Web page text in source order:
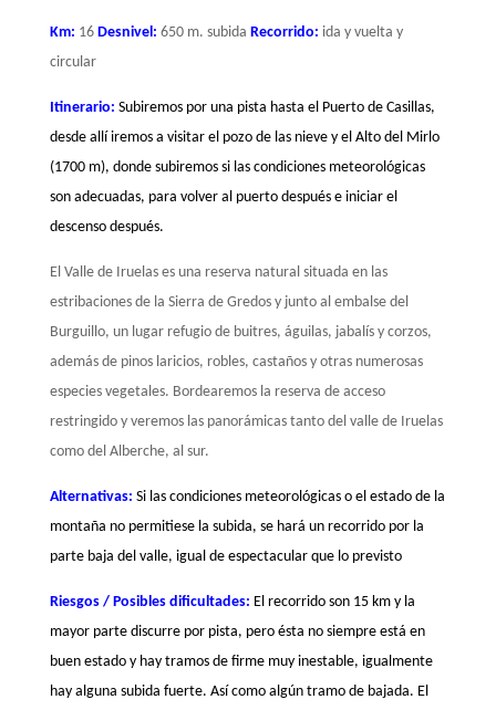
Km: 16Desnivel: 650 m. subida Recorrido: ida y vuelta y
circular
Itinerario: Subiremos por una pista hasta el Puerto de Casillas,
desde allí iremos a visitar el pozo de las nieve y el Alto del Mirlo
(1700 m), donde subiremos si las condiciones meteorológicas
son adecuadas, para volver al puerto después e iniciar el
descenso después.
El Valle de Iruelas es una reserva natural situada en las
estribaciones de la Sierra de Gredos y junto al embalse del
Burguillo, un lugar refugio de buitres, águilas, jabalís y corzos,
además de pinos laricios, robles, castaños y otras numerosas
especies vegetales. Bordearemos la reserva de acceso
restringido y veremos las panorámicas tanto del valle de Iruelas
como del Alberche, al sur.
Alternativas: Si las condiciones meteorológicas o el estado de la
montaña no permitiese la subida, se hará un recorrido por la
parte baja del valle, igual de espectacular que lo previsto
Riesgos / Posibles dificultades: El recorrido son 15 km y la
mayor parte discurre por pista, pero ésta no siempre está en
buen estado y hay tramos de firme muy inestable, igualmente
hay alguna subida fuerte. Así como algún tramo de bajada. El